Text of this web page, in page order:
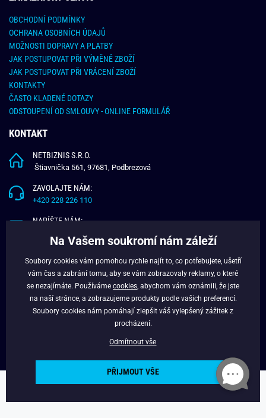
OBCHODNÍ PODMÍNKY
OCHRANA OSOBNÍCH ÚDAJŮ
MOŽNOSTI DOPRAVY A PLATBY
JAK POSTUPOVAT PŘI VÝMĚNĚ ZBOŽÍ
JAK POSTUPOVAT PŘI VRÁCENÍ ZBOŽÍ
KONTAKTY
ČASTO KLADENÉ DOTAZY
ODSTOUPENÍ OD SMLOUVY - ONLINE FORMULÁŘ
KONTAKT
NETBIZNIS S.R.O.
Štiavnička 561, 97681, Podbrezová
ZAVOLAJTE NÁM:
+420 228 226 110
NAPÍŠTE NÁM:
O NÁS
VĚRNOSTNÍ PROGRAM
Copyright © 2024 - Budchlap.cz Všechna práva vyhrazena. webdesign ©
Na Vašem soukromí nám záleží
Soubory cookies vám pomohou rychle najít to, co potřebujete, ušetří
vám čas a zabrání tomu, aby se vám zobrazovaly reklamy, o které
se nezajímáte. Používáme cookies , abychom vám oznámili, že jste
na naší stránce, a zobrazujeme produkty podle vašich preferencí.
Soubory cookies nám pomáhají zlepšit váš vylepšený zážitek z
procházení.
Odmítnout vše
PŘIJMOUT VŠE